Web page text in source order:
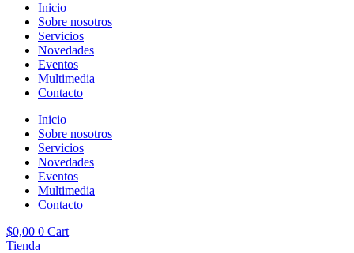
Inicio
Sobre nosotros
Servicios
Novedades
Eventos
Multimedia
Contacto
Inicio
Sobre nosotros
Servicios
Novedades
Eventos
Multimedia
Contacto
$0,00 0 Cart
Tienda